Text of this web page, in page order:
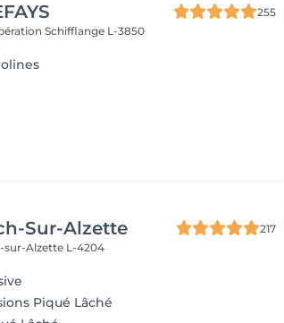
255
Schifflange L-3850
Sur-Alzette
217
sur-Alzette L-4204
Piqué Lâché